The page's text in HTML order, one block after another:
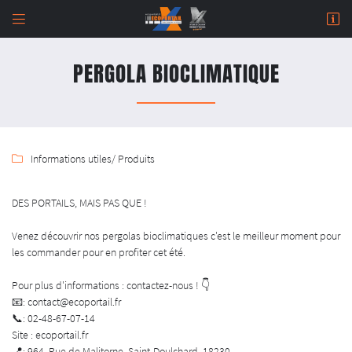
 
02 48 67 07 14
 Adresse email de réception
Newsletter à recevoir
En cochant cette case, vous consentez à recevoir nos propositions commerciales à l'adresse
email indiqué ci-dessus. Vous pouvez vous désinscrire à tout moment en utilisant
formulaire de désinscription
PERGOLA BIOCLIMATIQUE
 Informations utiles/ Produits
DES PORTAILS, MAIS PAS QUE !
Venez découvrir nos pergolas bioclimatiques c'est le meilleur moment pour
les commander pour en profiter cet été.
Pour plus d'informations : contactez-nous ! 👇
📧: contact@ecoportail.fr
📞: 02-48-67-07-14
Site : ecoportail.fr